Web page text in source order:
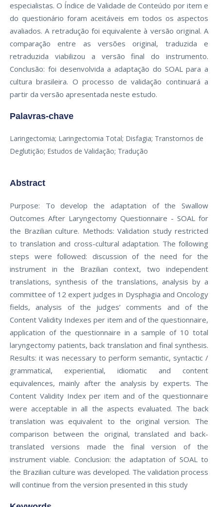
especialistas. O Índice de Validade de Conteúdo por item e
do questionário foram aceitáveis em todos os aspectos
avaliados. A retradução foi equivalente à versão original. A
comparação entre as versões original, traduzida e
retraduzida viabilizou a versão final do instrumento.
Conclusão: foi desenvolvida a adaptação do SOAL para a
cultura brasileira. O processo de validação continuará a
partir da versão apresentada neste estudo.
Palavras-chave
Laringectomia; Laringectomia Total; Disfagia; Transtornos de
Deglutição; Estudos de Validação; Tradução
Abstract
Purpose: To develop the adaptation of the Swallow
Outcomes After Laryngectomy Questionnaire - SOAL for
the Brazilian culture. Methods: Validation study restricted
to translation and cross-cultural adaptation. The following
steps were followed: discussion of the need for the
instrument in the Brazilian context, two independent
translations, synthesis of the translations, analysis by a
committee of 12 expert judges in Dysphagia and Oncology
fields, analysis of the judges’ comments and of the
Content Validity Indexes per item and of the questionnaire,
application of the questionnaire in a sample of 10 total
laryngectomy patients, back translation and final synthesis.
Results: it was necessary to perform semantic, syntactic /
grammatical, experiential, idiomatic and content
equivalences, mainly after the analysis by experts. The
Content Validity Index per item and of the questionnaire
were acceptable in all the aspects evaluated. The back
translation was equivalent to the original version. The
comparison between the original, translated and back-
translated versions made the final version of the
instrument viable. Conclusion: the adaptation of SOAL to
the Brazilian culture was developed. The validation process
will continue from the version presented in this study